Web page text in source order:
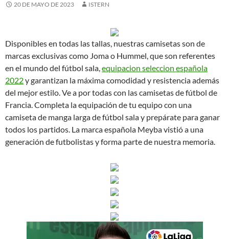
20 DE MAYO DE 2023 ISTERN
Disponibles en todas las tallas, nuestras camisetas son de
marcas exclusivas como Joma o Hummel, que son referentes
en el mundo del fútbol sala,equipacion seleccion española
2022y garantizan la máxima comodidad y resistencia además
del mejor estilo. Ve a por todas con las camisetas de fútbol de
Francia. Completa la equipación de tu equipo con una
camiseta de manga larga de fútbol sala y prepárate para ganar
todos los partidos. La marca española Meyba vistió a una
generación de futbolistas y forma parte de nuestra memoria.